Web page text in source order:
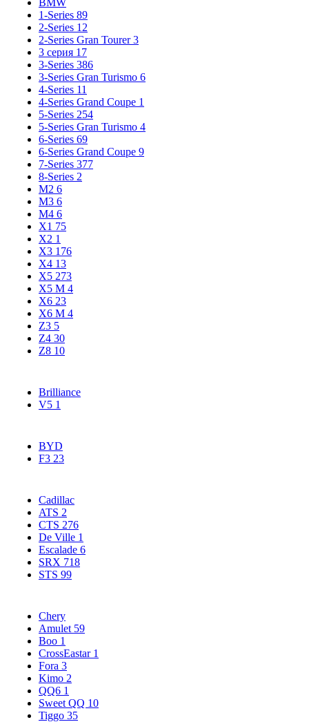
1-Series 89
2-Series 12
2-Series Gran Tourer3
3 серия 17
3-Series 386
3-Series Gran Turismo 6
4-Series 11
4-Series Grand Coupe 1
5-Series 254
5-Series Gran Turismo 4
6-Series 69
6-Series Grand Coupe 9
7-Series 377
8-Series 2
M2 6
M3 6
M4 6
X1 75
X2 1
X3 176
X4 13
X5 273
X5 М 4
X6 23
X6 M 4
Z3 5
Z4 30
Z8 10
Brilliance
V5 1
BYD
F3 23
Cadillac
ATS 2
CTS 276
De Ville 1
Escalade 6
SRX 718
STS 99
Chery
Amulet 59
Boo 1
CrossEastar 1
Fora 3
Kimo 2
QQ6 1
Sweet QQ 10
Tiggo 35